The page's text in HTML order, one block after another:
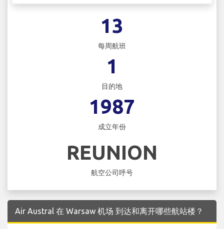
13
每周航班
1
目的地
1987
成立年份
REUNION
航空公司呼号
Air Austral 在 Warsaw 机场 到达和离开哪些航站楼？